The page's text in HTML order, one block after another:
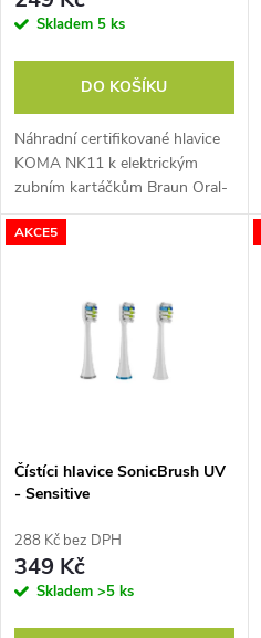
o
u
k
t
o
d
u
k
Skladem 5 ks
DO KOŠÍKU
Náhradní certifikované hlavice
KOMA NK11 k elektrickým
zubním kartáčkům Braun Oral-
B Sensi Ultrathin EB60A. Balení
obsahuje 4 náhradní kartáčky.
AKCE5
Čístíci hlavice SonicBrush UV
- Sensitive
288 Kč bez DPH
349 Kč
Skladem >5 ks